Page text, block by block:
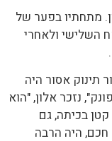
מתחתיו בפער של
השלישי ולאחרי
תינוק אסור היה
נזכר אלון, "הוא
בכיתה, גם
חכם, היה הרבה